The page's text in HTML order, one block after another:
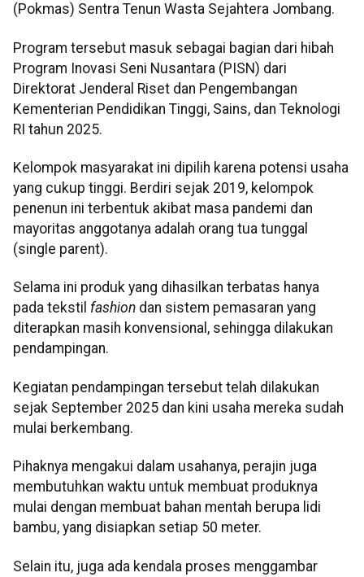
(Pokmas) Sentra Tenun Wasta Sejahtera Jombang.
Program tersebut masuk sebagai bagian dari hibah
Program Inovasi Seni Nusantara (PISN) dari
Direktorat Jenderal Riset dan Pengembangan
Kementerian Pendidikan Tinggi, Sains, dan Teknologi
RI tahun 2025.
Kelompok masyarakat ini dipilih karena potensi usaha
yang cukup tinggi. Berdiri sejak 2019, kelompok
penenun ini terbentuk akibat masa pandemi dan
mayoritas anggotanya adalah orang tua tunggal
(single parent).
Selama ini produk yang dihasilkan terbatas hanya
pada tekstil fashion dan sistem pemasaran yang
diterapkan masih konvensional, sehingga dilakukan
pendampingan.
Kegiatan pendampingan tersebut telah dilakukan
sejak September 2025 dan kini usaha mereka sudah
mulai berkembang.
Pihaknya mengakui dalam usahanya, perajin juga
membutuhkan waktu untuk membuat produknya
mulai dengan membuat bahan mentah berupa lidi
bambu, yang disiapkan setiap 50 meter.
Selain itu, juga ada kendala proses menggambar